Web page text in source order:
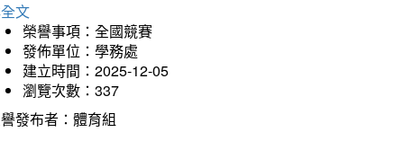
文
榮譽事項：全國競賽
發佈單位：學務處
建立時間：2025-12-05
瀏覽次數：337
發布者：體育組